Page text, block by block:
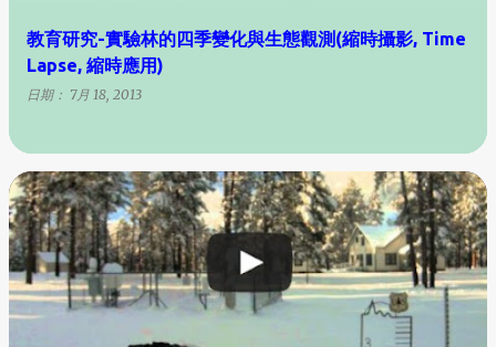
教育研究-實驗林的四季變化與生態觀測(縮時攝影, Time
Lapse, 縮時應用)
日期： 7月 18, 2013